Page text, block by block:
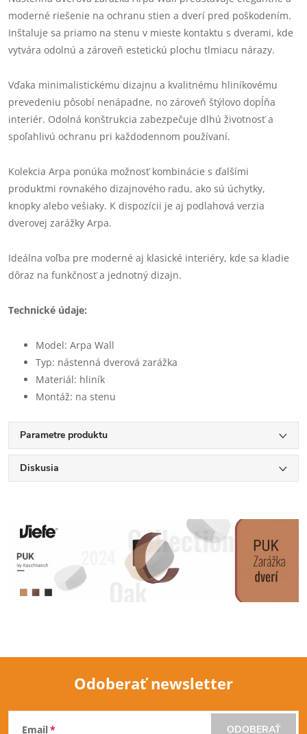
moderné riešenie na ochranu stien a dverí pred poškodením.
Inštaluje sa priamo na stenu v mieste kontaktu s dverami, kde
vytvára odolnú a zároveň estetickú plochu tlmiacu nárazy.
Vďaka minimalistickému dizajnu a kvalitnému hliníkovému
prevedeniu pôsobí nenápadne, no zároveň štýlovo dopĺňa
interiér. Odolná konštrukcia zabezpečuje dlhú životnosť a
spoľahlivú ochranu pri každodennom používaní.
Kolekcia Arpa ponúka možnosť kombinácie s ďalšími
produktmi rovnakého dizajnového radu, ako sú úchytky,
knopky alebo vešiaky. K dispozícii je aj podlahová verzia
dverovej zarážky Arpa.
Ideálna voľba pre moderné aj klasické interiéry, kde sa kladie
dôraz na funkčnosť a jednotný dizajn.
Technické údaje:
Model: Arpa Wall
Typ: nástenná dverová zarážka
Materiál: hliník
Montáž: na stenu
Parametre produktu
Diskusia
Z
Odoberať newsletter
Email ODOBERAŤ